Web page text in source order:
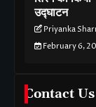
उद्घाटन
Priyanka
February 6,
Contact Us